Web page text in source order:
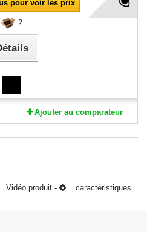
pour voir les prix
2
Ajouter au comparateur
Vidéo produit -
= caractéristiques